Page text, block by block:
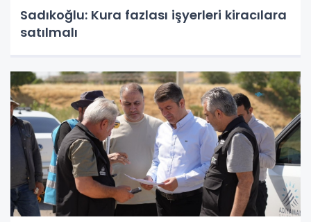
Sadıkoğlu: Kura fazlası işyerleri kiracılara
satılmalı